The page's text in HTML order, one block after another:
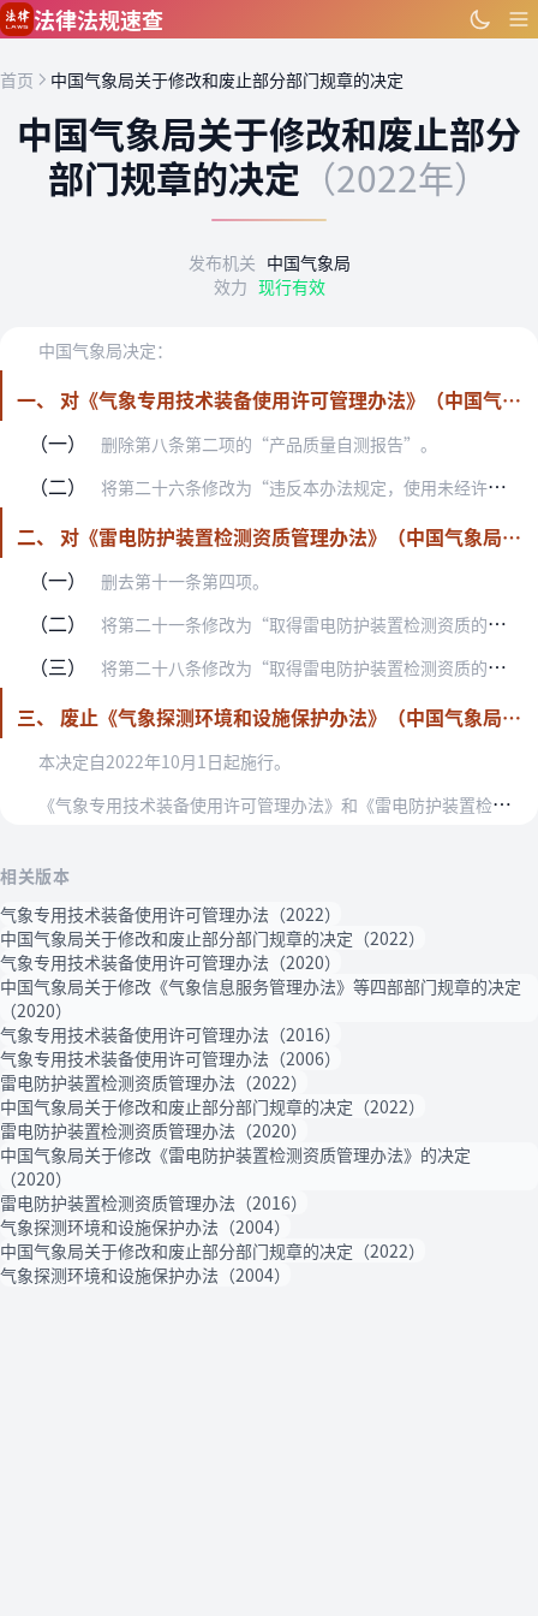
跳到主要内容
法律法规速查
首页 中国气象局关于修改和废止部分部门规章的决定
中国气象局关于修改和废止部分
部门规章的决定 （2022年）
发布机关 中国气象局
效力 现行有效
中国气象局决定：
一、 对《气象专用技术装备使用许可管理办法》（中国气象局令第28号，根据中国气象局令第35号修改）作出如下修改：
（一）
删除第八条第二项的“产品质量自测报告”。
（二） 将第二十六条修改为“违反本办法规定，使用未经许可或者被注销、撤销许可后生产的气象专用技术装备，并造成危害的，由县级以上气象主管机构按照《气象法》第三十六条的规定…
二、 对《雷电防护装置检测资质管理办法》（中国气象局令第31号，根据中国气象局令第38号修改）作出如下修改：
（一）
删去第十一条第四项。
（二） 将第二十一条修改为“取得雷电防护装置检测资质的单位，应当在资质证有效期满3个月前，向原认定机构提出延续申请。原认定机构根据年度报告、信用档案及资质申请条件，在有…
（三） 将第二十八条修改为“取得雷电防护装置检测资质的单位不再符合相应资质条件的，由原资质认定的气象主管机构责令限期整改，整改期限最长不超过3个月。资质单位整改期间不得…
三、 废止《气象探测环境和设施保护办法》（中国气象局令第7号）。
本决定自2022年10月1日起施行。
《
气象专用技术装备使用许可管理办法》和《雷电防护装置检测资质管理办法》根据本决定作相应修改，重新公布。
相关版本
气象专用技术装备使用许可管理办法（2022）
中国气象局关于修改和废止部分部门规章的决定（2022）
气象专用技术装备使用许可管理办法（2020）
中国气象局关于修改《气象信息服务管理办法》等四部部门规章的决定
（2020）
气象专用技术装备使用许可管理办法（2016）
气象专用技术装备使用许可管理办法（2006）
雷电防护装置检测资质管理办法（2022）
中国气象局关于修改和废止部分部门规章的决定（2022）
雷电防护装置检测资质管理办法（2020）
中国气象局关于修改《雷电防护装置检测资质管理办法》的决定
（2020）
雷电防护装置检测资质管理办法（2016）
气象探测环境和设施保护办法（2004）
中国气象局关于修改和废止部分部门规章的决定（2022）
气象探测环境和设施保护办法（2004）